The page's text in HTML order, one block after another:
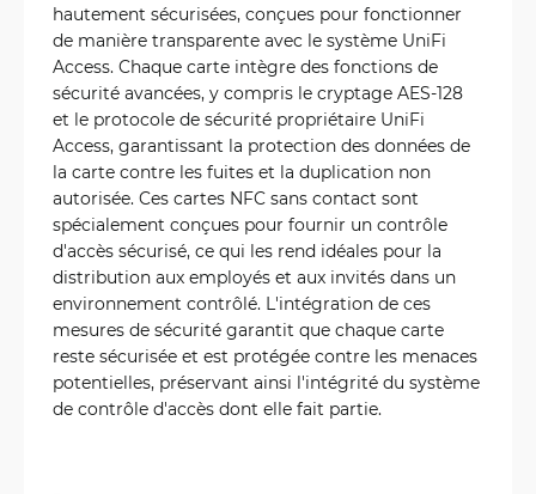
hautement sécurisées, conçues pour fonctionner
de manière transparente avec le système UniFi
Access. Chaque carte intègre des fonctions de
sécurité avancées, y compris le cryptage AES-128
et le protocole de sécurité propriétaire UniFi
Access, garantissant la protection des données de
la carte contre les fuites et la duplication non
autorisée. Ces cartes NFC sans contact sont
spécialement conçues pour fournir un contrôle
d'accès sécurisé, ce qui les rend idéales pour la
distribution aux employés et aux invités dans un
environnement contrôlé. L'intégration de ces
mesures de sécurité garantit que chaque carte
reste sécurisée et est protégée contre les menaces
potentielles, préservant ainsi l'intégrité du système
de contrôle d'accès dont elle fait partie.